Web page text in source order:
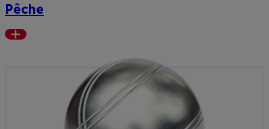
Pêche
Read